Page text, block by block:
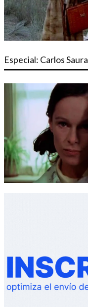
Especial: Carlos Saura